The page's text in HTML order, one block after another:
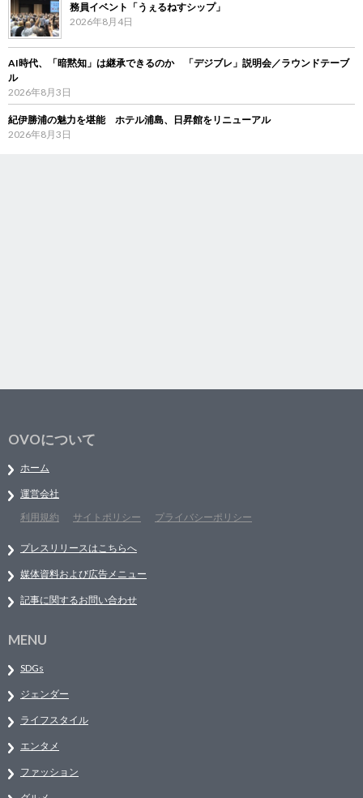
務員イベント「うぇるねすシップ」
2026年8月4日
AI時代、「暗黙知」は継承できるのか 「デジブレ」説明会／ラウンドテーブ
ル
2026年8月3日
紀伊勝浦の魅力を堪能 ホテル浦島、日昇館をリニューアル
2026年8月3日
OVOについて
ホーム
運営会社
利用規約
サイトポリシー プライバシーポリシー
プレスリリースはこちらへ
媒体資料および広告メニュー
記事に関するお問い合わせ
MENU
SDGs
ジェンダー
ライフスタイル
エンタメ
ファッション